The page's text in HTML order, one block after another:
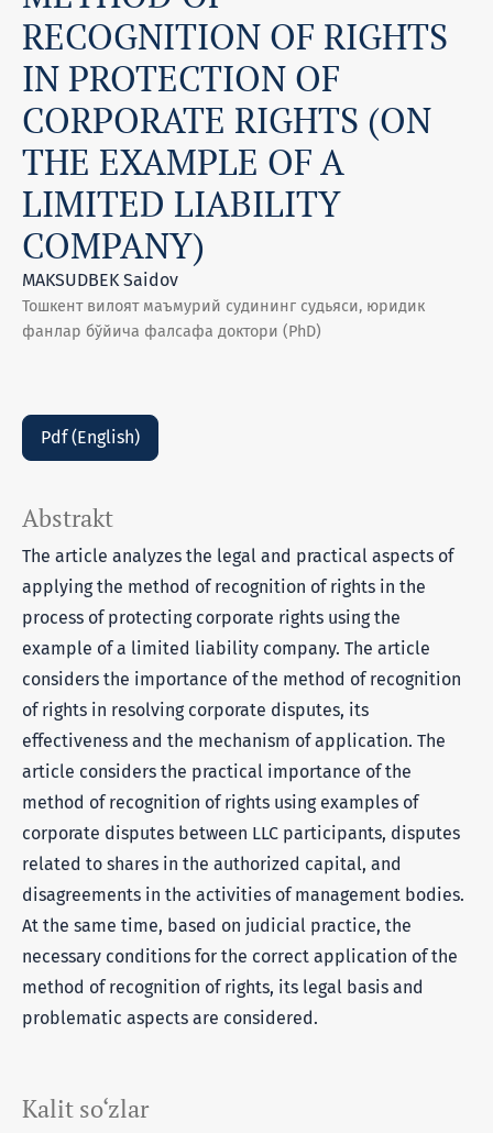
RECOGNITION OF RIGHTS
IN PROTECTION OF
CORPORATE RIGHTS (ON
THE EXAMPLE OF A
LIMITED LIABILITY
COMPANY)
MAKSUDBEK Saidov
Тошкент вилоят маъмурий судининг судьяси, юридик
фанлар бўйича фалсафа доктори (PhD)
Pdf (English)
Kalit so‘zlar
Abstrakt
The article analyzes the legal and practical aspects of
applying the method of recognition of rights in the
process of protecting corporate rights using the
example of a limited liability company. The article
considers the importance of the method of recognition
of rights in resolving corporate disputes, its
effectiveness and the mechanism of application. The
article considers the practical importance of the
method of recognition of rights using examples of
corporate disputes between LLC participants, disputes
related to shares in the authorized capital, and
disagreements in the activities of management bodies.
At the same time, based on judicial practice, the
necessary conditions for the correct application of the
method of recognition of rights, its legal basis and
problematic aspects are considered.